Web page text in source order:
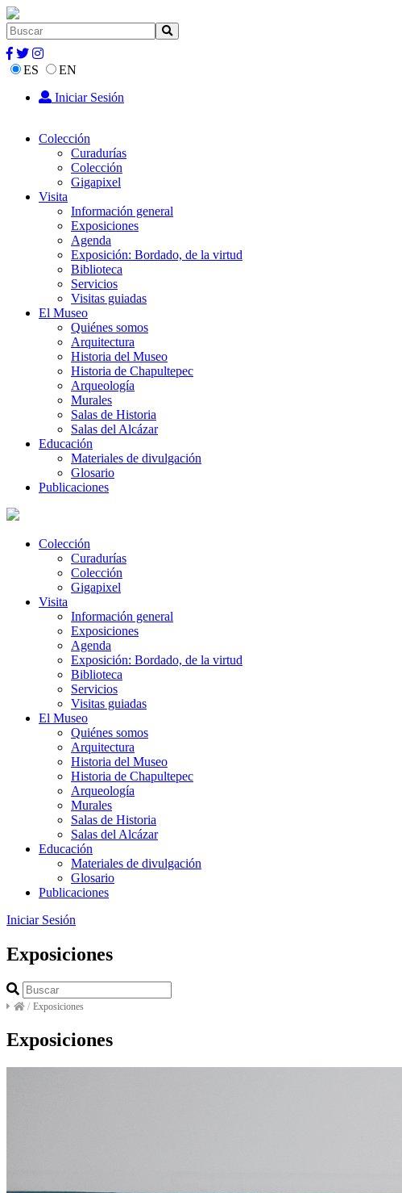
ES
EN
Iniciar Sesión
Colección
Curadurías
Colección
Gigapixel
Visita
Información general
Exposiciones
Agenda
Exposición: Bordado, de la virtud
Biblioteca
Servicios
Visitas guiadas
El Museo
Quiénes somos
Arquitectura
Historia del Museo
Historia de Chapultepec
Arqueología
Murales
Salas de Historia
Salas del Alcázar
Educación
Materiales de divulgación
Glosario
Publicaciones
Colección
Curadurías
Colección
Gigapixel
Visita
Información general
Exposiciones
Agenda
Exposición: Bordado, de la virtud
Biblioteca
Servicios
Visitas guiadas
El Museo
Quiénes somos
Arquitectura
Historia del Museo
Historia de Chapultepec
Arqueología
Murales
Salas de Historia
Salas del Alcázar
Educación
Materiales de divulgación
Glosario
Publicaciones
Iniciar Sesión
Exposiciones
/ Exposiciones
Exposiciones